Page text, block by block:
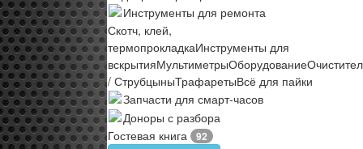
Инструменты для ремонта
Скотч, клей,
термопрокладкаИнструменты для
вскрытияМультиметрыОборудование
/ СтрубцыныТрафаретыВсё для пайки
Запчасти для смарт-часов
Доноры с разбора
Гостевая книга
92